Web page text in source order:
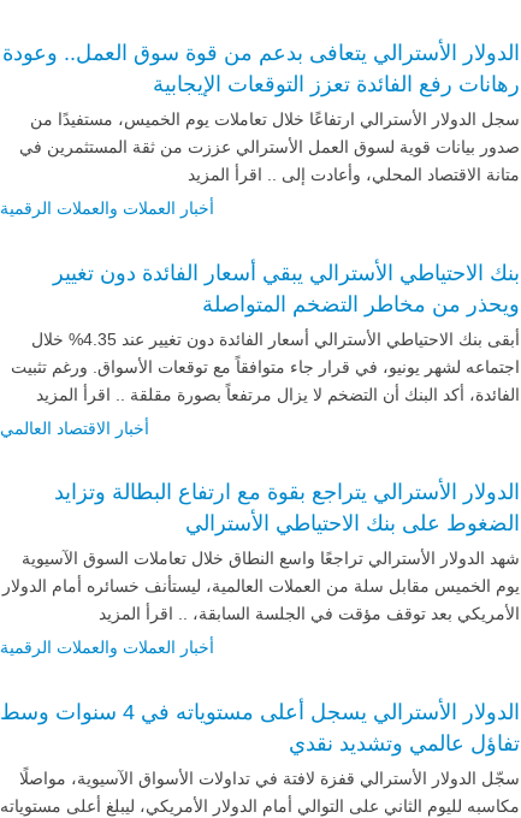
الدولار الأسترالي يتعافى بدعم من قوة سوق العمل.. وعودة
رهانات رفع الفائدة تعزز التوقعات الإيجابية
سجل الدولار الأسترالي ارتفاعًا خلال تعاملات يوم الخميس، مستفيدًا من
صدور بيانات قوية لسوق العمل الأسترالي عززت من ثقة المستثمرين في
متانة الاقتصاد المحلي، وأعادت إلى .. اقرأ المزيد
أخبار العملات والعملات الرقمية
بنك الاحتياطي الأسترالي يبقي أسعار الفائدة دون تغيير
ويحذر من مخاطر التضخم المتواصلة
أبقى بنك الاحتياطي الأسترالي أسعار الفائدة دون تغيير عند 4.35% خلال
اجتماعه لشهر يونيو، في قرار جاء متوافقاً مع توقعات الأسواق. ورغم تثبيت
الفائدة، أكد البنك أن التضخم لا يزال مرتفعاً بصورة مقلقة .. اقرأ المزيد
أخبار الاقتصاد العالمي
الدولار الأسترالي يتراجع بقوة مع ارتفاع البطالة وتزايد
الضغوط على بنك الاحتياطي الأسترالي
شهد الدولار الأسترالي تراجعًا واسع النطاق خلال تعاملات السوق الآسيوية
يوم الخميس مقابل سلة من العملات العالمية، ليستأنف خسائره أمام الدولار
الأمريكي بعد توقف مؤقت في الجلسة السابقة، .. اقرأ المزيد
أخبار العملات والعملات الرقمية
الدولار الأسترالي يسجل أعلى مستوياته في 4 سنوات وسط
تفاؤل عالمي وتشديد نقدي
سجّل الدولار الأسترالي قفزة لافتة في تداولات الأسواق الآسيوية، مواصلًا
مكاسبه لليوم الثاني على التوالي أمام الدولار الأمريكي، ليبلغ أعلى مستوياته